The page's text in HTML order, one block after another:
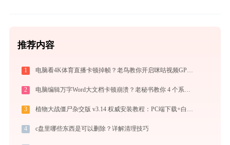
推荐内容
1 电脑看4K体育直播卡顿掉帧？老鸟教你开启咪咕视频GPU硬件解码与大屏直连
2 电脑编辑万字Word大文档卡顿崩溃？老秘书教你 4 个系统级优化设置与避坑神技
3 植物大战僵尸杂交版 v3.14 权威安装教程：PC端下载+白屏闪退完美解决
4 c盘里哪些东西是可以删除？详解清理技巧